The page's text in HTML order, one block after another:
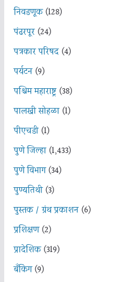
निवडणूक(128)
पंढरपूर(24)
पत्रकार परिषद(4)
पर्यटन(9)
पश्चिम महाराष्ट्र(38)
पालखी सोहळा(1)
पीएचडी(1)
पुणे जिल्हा(1,433)
पुणे विभाग(34)
पुण्यतिथी(3)
पुस्तक / ग्रंथ प्रकाशन(6)
प्रशिक्षण(2)
प्रादेशिक(319)
बँकिंग(9)